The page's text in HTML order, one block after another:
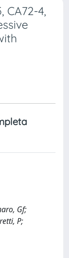
CA72-4,
Gf;
P;